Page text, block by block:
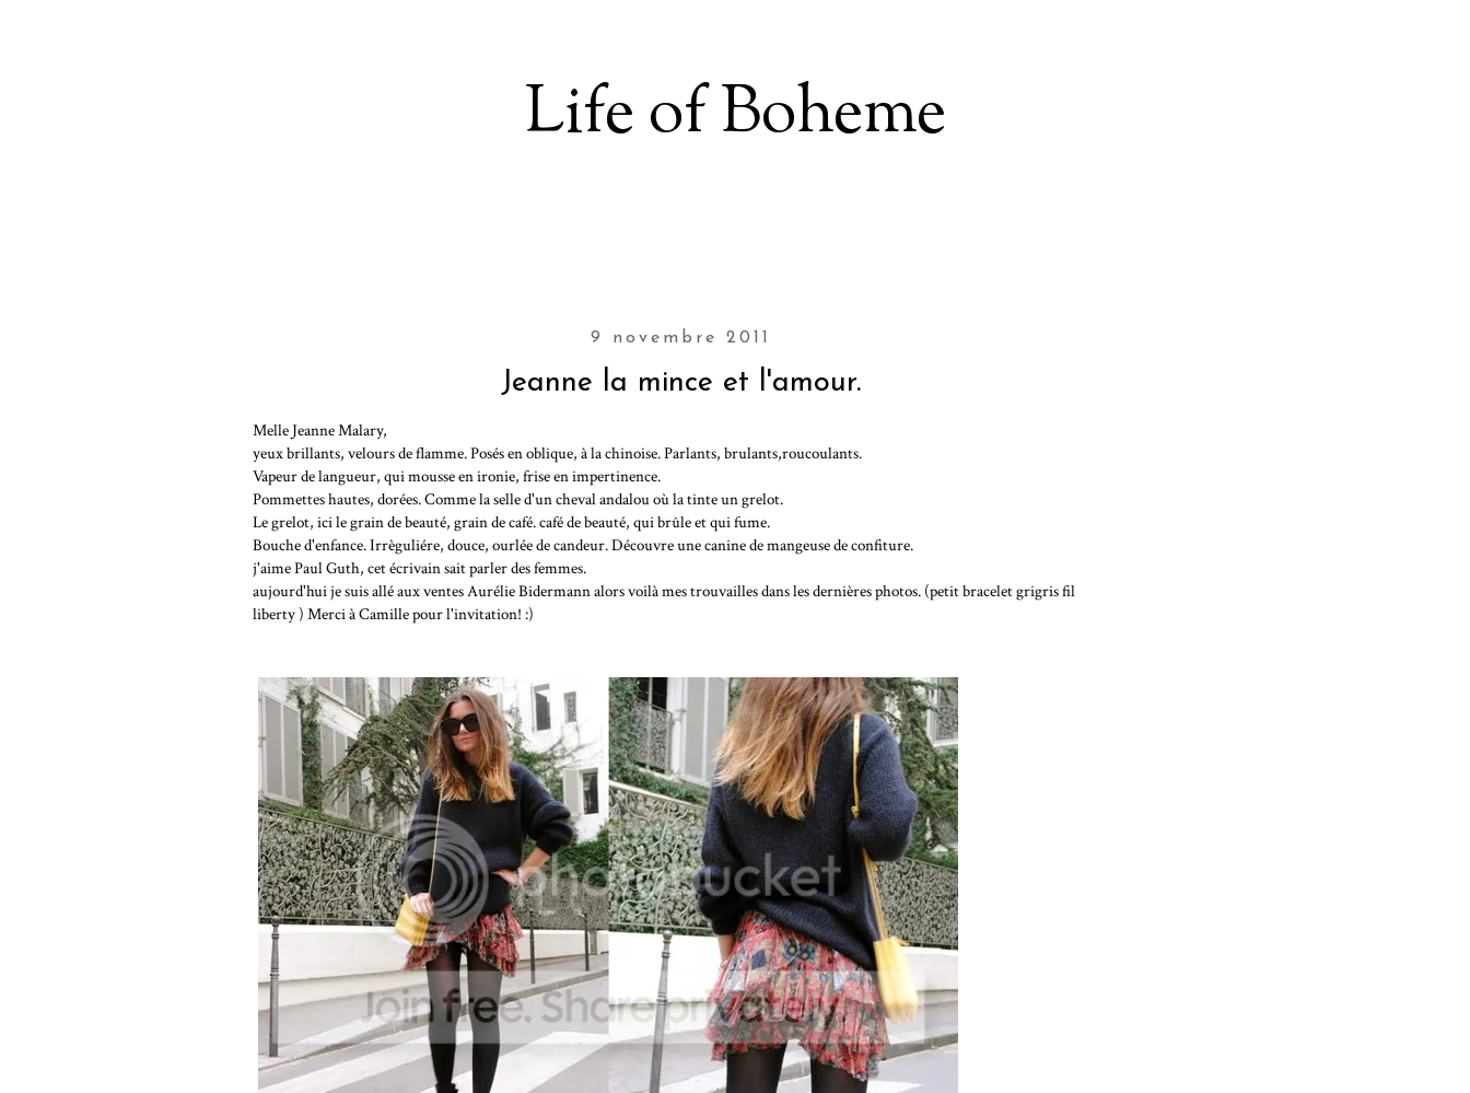
Life of Boheme
9 novembre 2011
Jeanne la mince et l'amour.
Melle Jeanne Malary,
yeux brillants, velours de flamme. Posés en oblique, à la chinoise. Parlants, brulants,roucoulants.
Vapeur de langueur, qui mousse en ironie, frise en impertinence.
Pommettes hautes, dorées. Comme la selle d'un cheval andalou où la tinte un grelot.
Le grelot, ici le grain de beauté, grain de café. café de beauté, qui brûle et qui fume.
Bouche d'enfance. Irrèguliére, douce, ourlée de candeur. Découvre une canine de mangeuse de confiture.
j'aime Paul Guth, cet écrivain sait parler des femmes.
aujourd'hui je suis allé aux ventes Aurélie Bidermann alors voilà mes trouvailles dans les dernières photos. (petit bracelet grigris fil
liberty ) Merci à Camille pour l'invitation! :)